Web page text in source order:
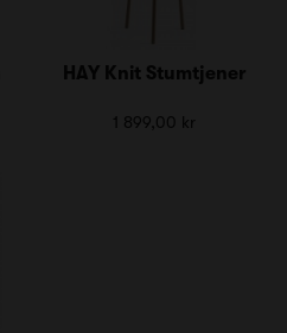
HAY Knit Stumtjener
1 899,00 kr